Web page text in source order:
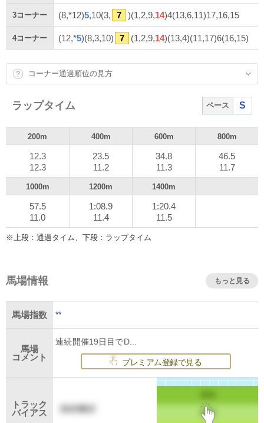
3コーナー (8,*12)5,10(3, 7 )(1,2,9,14)4(13,6,11)17,16,15
4コーナー (12,*5)(8,3,10) 7 (1,2,9,14)(13,4)(11,17)6(16,15)
コーナー通過順位の見方
ラップタイム ペース S
200m 400m 600m 800m
12.3
12.3
23.5
11.2
34.8
11.3
46.5
11.7
1000m 1200m 1400m
57.5
11.0
1:08.9
11.4
1:20.4
11.5
※上段：通過タイム、下段：ラップタイム
馬場情報 もっと見る
馬場指数 **
馬場
コメント
連続開催19日目でD...
プレミアム登録で見る
トラック
バイアス